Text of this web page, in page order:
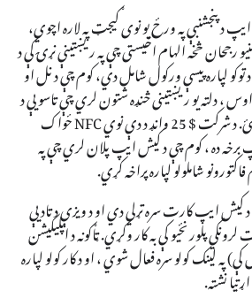
پنجشنبې په ورځ یو نوی ګیجټ په لاره اچوي،
رجحان څخه الهام اخیستی چې په ریښتینې نړۍ کې د
توکو لپاره پیسې ورکول شامل دي، کوم چې د نل او
، دلته یو ریښتینی څنډه شتون لري چې تاسو یې د
برخې اخیستو لپاره پیرود کولی شئ. د شرکت $ 25 وانډ د دې نوي NFC ځواک
برخه ده ، کوم چې د کیش ایپ پلان لري چې په
شاملولو لپاره پراخه کړي.
ایپ کارت سره تړلي دي او د ویزې د تادیې
پلورنځیو کې به کار وکړي. ټاګونه د اپلیکیشن
په لینک کولو سره فعال شوي ، او د کار کولو لپاره
نشته.